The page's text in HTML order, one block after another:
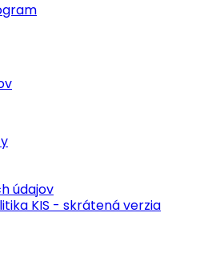
údajov
KIS - skrátená verzia